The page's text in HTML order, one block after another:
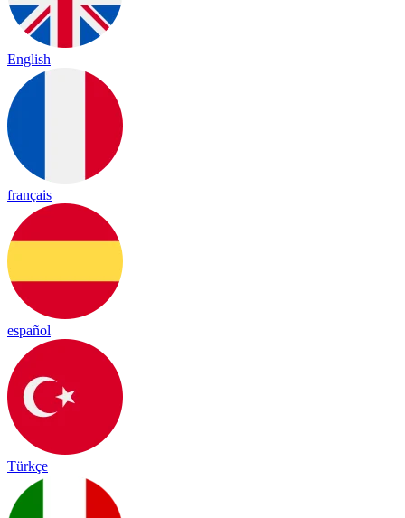
English
français
español
Türkçe